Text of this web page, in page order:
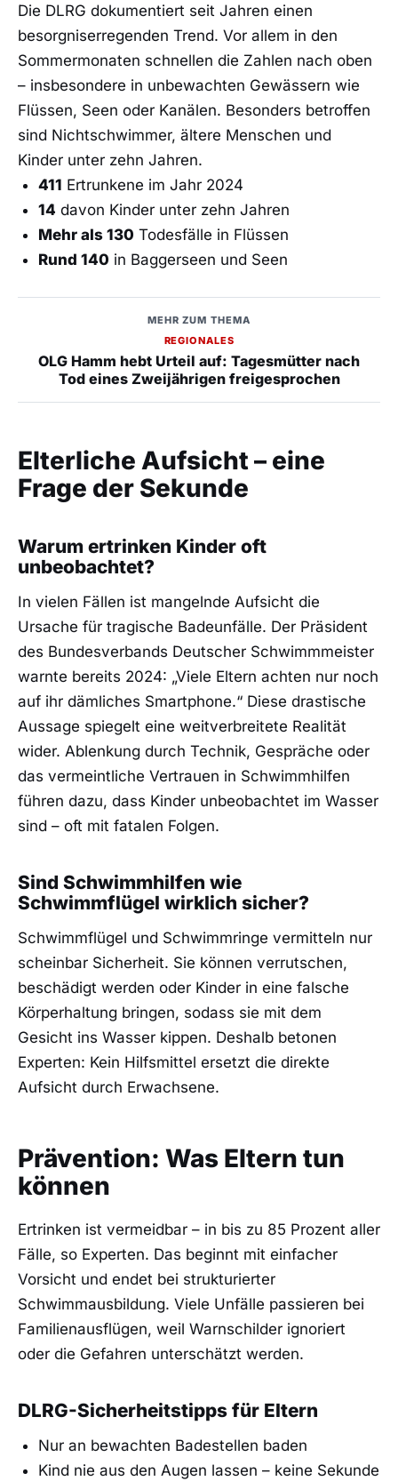
Die DLRG dokumentiert seit Jahren einen
besorgniserregenden Trend. Vor allem in den
Sommermonaten schnellen die Zahlen nach oben
– insbesondere in unbewachten Gewässern wie
Flüssen, Seen oder Kanälen. Besonders betroffen
sind Nichtschwimmer, ältere Menschen und
Kinder unter zehn Jahren.
411 Ertrunkene im Jahr 2024
14 davon Kinder unter zehn Jahren
Mehr als 130 Todesfälle in Flüssen
Rund 140 in Baggerseen und Seen
MEHR ZUM THEMA
REGIONALES
OLG Hamm hebt Urteil auf: Tagesmütter nach
Tod eines Zweijährigen freigesprochen
Elterliche Aufsicht – eine
Frage der Sekunde
Warum ertrinken Kinder oft
unbeobachtet?
In vielen Fällen ist mangelnde Aufsicht die
Ursache für tragische Badeunfälle. Der Präsident
des Bundesverbands Deutscher Schwimmmeister
warnte bereits 2024: „Viele Eltern achten nur noch
auf ihr dämliches Smartphone.“ Diese drastische
Aussage spiegelt eine weitverbreitete Realität
wider. Ablenkung durch Technik, Gespräche oder
das vermeintliche Vertrauen in Schwimmhilfen
führen dazu, dass Kinder unbeobachtet im Wasser
sind – oft mit fatalen Folgen.
Sind Schwimmhilfen wie
Schwimmflügel wirklich sicher?
Schwimmflügel und Schwimmringe vermitteln nur
scheinbar Sicherheit. Sie können verrutschen,
beschädigt werden oder Kinder in eine falsche
Körperhaltung bringen, sodass sie mit dem
Gesicht ins Wasser kippen. Deshalb betonen
Experten: Kein Hilfsmittel ersetzt die direkte
Aufsicht durch Erwachsene.
Prävention: Was Eltern tun
können
Ertrinken ist vermeidbar – in bis zu 85 Prozent aller
Fälle, so Experten. Das beginnt mit einfacher
Vorsicht und endet bei strukturierter
Schwimmausbildung. Viele Unfälle passieren bei
Familienausflügen, weil Warnschilder ignoriert
oder die Gefahren unterschätzt werden.
DLRG-Sicherheitstipps für Eltern
Nur an bewachten Badestellen baden
Kind nie aus den Augen lassen – keine Sekunde